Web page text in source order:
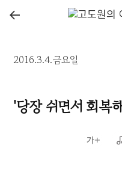
←
2016.3.4.금요일
'당장 쉬면서 회복